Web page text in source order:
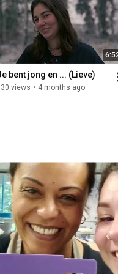
bent jong en ... (Lieve)
views • 4 months ago